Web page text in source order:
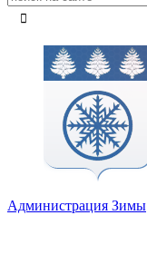
Администрация Зимы